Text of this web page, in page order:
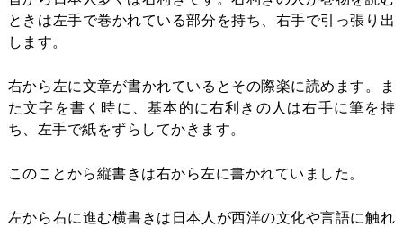
ときは左手で巻かれている部分を持ち、右手で引っ張り出
します。
右から左に文章が書かれているとその際楽に読めます。ま
た文字を書く時に、基本的に右利きの人は右手に筆を持
ち、左手で紙をずらしてかきます。
このことから縦書きは右から左に書かれていました。
左から右に進む横書きは日本人が西洋の文化や言語に触れ